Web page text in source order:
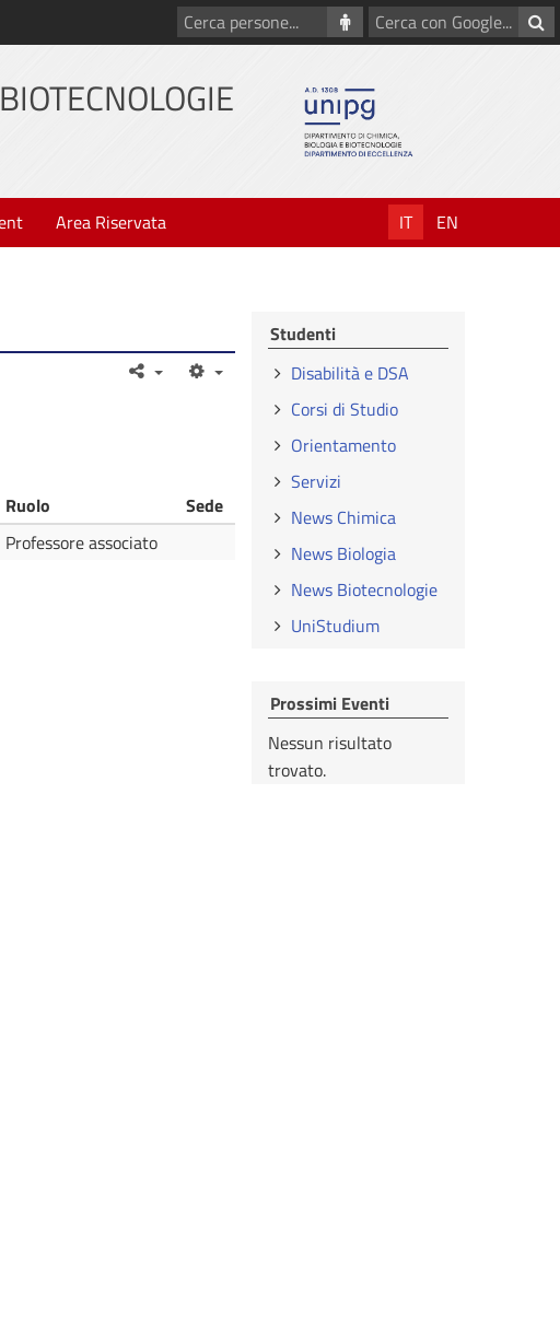
Cerca
con
Cerca
persone
Area Riservata IT EN
Ruolo
Sede
Professore associato
Studenti
Disabilità e DSA
Corsi di Studio
Orientamento
Servizi
News Chimica
News Biologia
News Biotecnologie
UniStudium
Prossimi Eventi
Nessun risultato
trovato.